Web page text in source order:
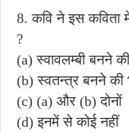
8. कवि ने इस कविता
?
(a) स्वावलम्बी बनने
(b) स्वतन्त्र बनने की
(c) (a) और (b) दोनों
(d) इनमें से कोई नहीं